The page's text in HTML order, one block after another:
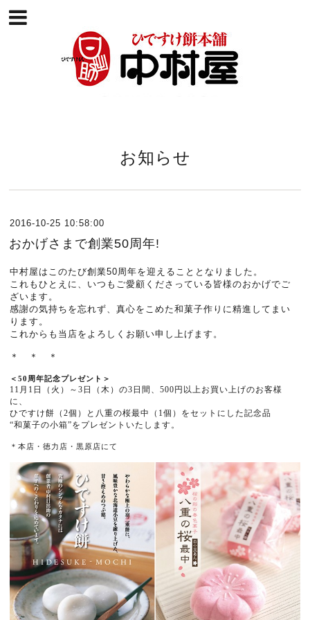
お知らせ
2016-10-25 10:58:00
おかげさまで創業50周年!
中村屋はこのたび創業50周年を迎えることとなりました。
これもひとえに、いつもご愛顧くださっている皆様のおかげでご
ざいます。
感謝の気持ちを忘れず、真心をこめた和菓子作りに精進してまい
ります。
これからも当店をよろしくお願い申し上げます。
＊ ＊ ＊
＜50周年記念プレゼント＞
11月1日（火）～3日（木）の3日間、500円以上お買い上げのお客様
に、
ひですけ餅（2個）と八重の桜最中（1個）をセットにした記念品
“和菓子の小箱”をプレゼントいたします。
＊本店・徳力店・黒原店にて